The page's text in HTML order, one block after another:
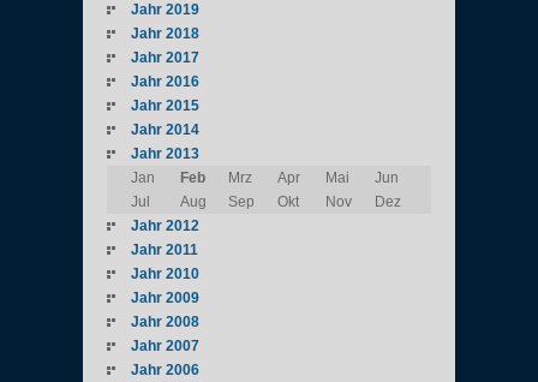
Jahr 2019
Jahr 2018
Jahr 2017
Jahr 2016
Jahr 2015
Jahr 2014
Jahr 2013
Jan
Feb Mrz Apr Mai
Jun
Jul
Aug Sep Okt Nov
Dez
Jahr 2012
Jahr 2011
Jahr 2010
Jahr 2009
Jahr 2008
Jahr 2007
Jahr 2006